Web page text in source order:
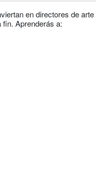
en directores de arte
Aprenderás a: